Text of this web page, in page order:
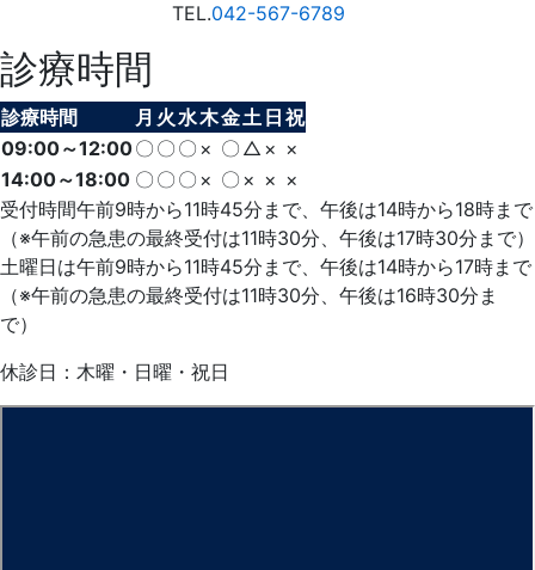
TEL.042-567-6789
診療時間
診療時間 月 火水木金土 日 祝
09:00～12:00〇 〇 〇 × 〇 △ × ×
14:00～18:00 〇 〇 〇 × 〇 × × ×
受付時間午前9時から11時45分まで、午後は14時から18時まで
（※午前の急患の最終受付は11時30分、午後は17時30分まで）
土曜日は午前9時から11時45分まで、午後は14時から17時まで
（※午前の急患の最終受付は11時30分、午後は16時30分ま
で）
休診日：木曜・日曜・祝日